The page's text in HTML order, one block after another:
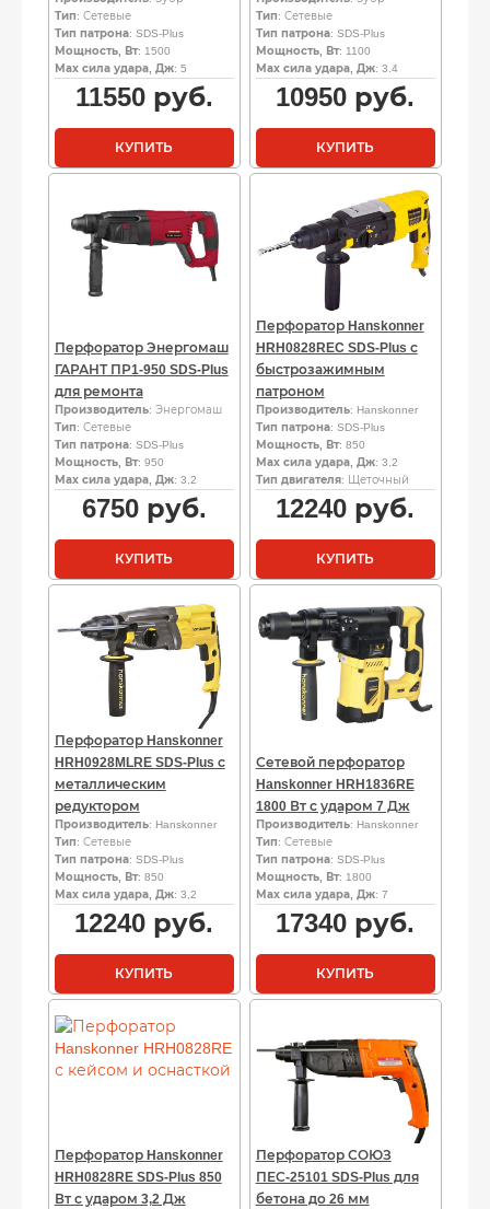
Тип: Сетевые
Тип патрона: SDS-Plus
Мощность, Вт: 1500
Мах сила удара, Дж: 5
11550руб.
КУПИТЬ
Тип: Сетевые
Тип патрона: SDS-Plus
Мощность, Вт: 1100
Мах сила удара, Дж: 3.4
10950 руб.
КУПИТЬ
Перфоратор Энергомаш
ГАРАНТ ПР1-950 SDS-Plus
для ремонта
Производитель: Энергомаш
Тип: Сетевые
Тип патрона: SDS-Plus
Мощность, Вт: 950
Мах сила удара, Дж: 3.2
6750руб.
КУПИТЬ
Перфоратор Hanskonner
HRH0828REC SDS-Plus с
быстрозажимным
патроном
Производитель: Hanskonner
Тип патрона: SDS-Plus
Мощность, Вт: 850
Мах сила удара, Дж: 3.2
Тип двигателя: Щеточный
12240 руб.
КУПИТЬ
Перфоратор Hanskonner
HRH0928MLRE SDS-Plus с
металлическим
редуктором
Производитель: Hanskonner
Тип: Сетевые
Тип патрона: SDS-Plus
Мощность, Вт: 850
Мах сила удара, Дж: 3,2
12240 руб.
КУПИТЬ
Сетевой перфоратор
Hanskonner HRH1836RE
1800 Вт с ударом 7 Дж
Производитель: Hanskonner
Тип: Сетевые
Тип патрона: SDS-Plus
Мощность, Вт: 1800
Мах сила удара, Дж: 7
17340 руб.
КУПИТЬ
Перфоратор Hanskonner
HRH0828RE SDS-Plus 850
Вт с ударом 3,2 Дж
Перфоратор СОЮЗ
ПЕС-25101 SDS-Plus для
бетона до 26 мм